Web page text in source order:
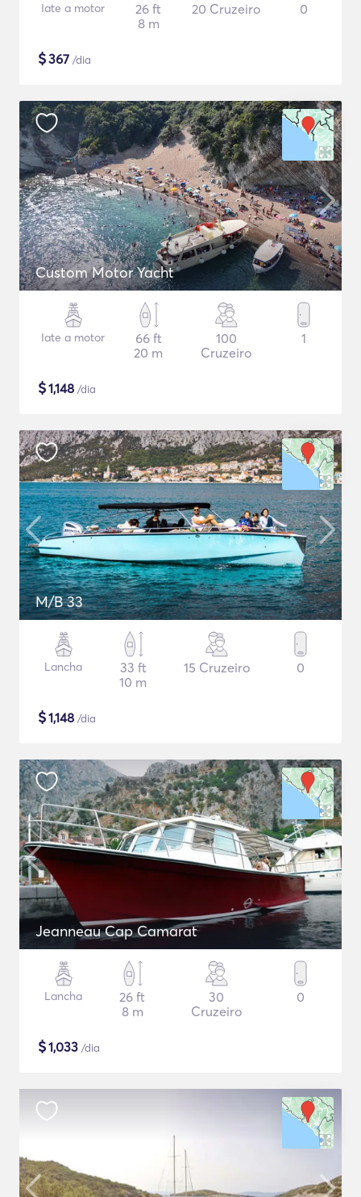
Iate a motor
26 ft
8 m
20 Cruzeiro 0
$367 /dia
Custom Motor Yacht
Iate a motor
66 ft
20 m
100
Cruzeiro
1
$1,148 /dia
M/B 33
Lancha
33 ft
10 m
15 Cruzeiro 0
$1,148 /dia
Jeanneau Cap Camarat
Lancha
26 ft
8 m
30
Cruzeiro
0
$1,033 /dia